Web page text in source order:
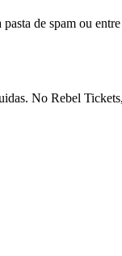
de spam ou
No Rebel